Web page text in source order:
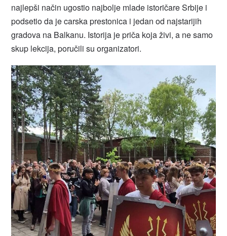
najlepši način ugostio najbolje mlade istoričare Srbije i
podsetio da je carska prestonica i jedan od najstarijih
gradova na Balkanu. Istorija je priča koja živi, a ne samo
skup lekcija, poručili su organizatori.